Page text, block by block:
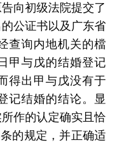
向初级法院提交了
公证书以及广东省
查询内地机关的檔
甲与戊的结婚登记
得出甲与戊没有于
记结婚的结论。显
作的认定确实且恰
的规定，并正确适